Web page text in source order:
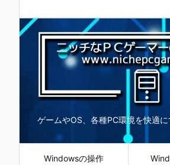
ゲームやOS、各種PC環境を快適
Windowsの操作